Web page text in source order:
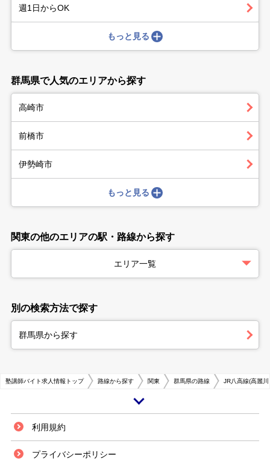
週1日からOK
もっと見る
群馬県で人気のエリアから探す
高崎市
前橋市
伊勢崎市
もっと見る
関東の他のエリアの駅・路線から探す
エリア一覧
別の検索方法で探す
群馬県から探す
塾講師バイト求人情報トップ 路線から探す 関東 群馬県の路線 JR八高線(高麗川
高崎駅は群馬県高崎市にある駅で、JR東日本の在来線各線と新幹線、上信
橋市よりも、人口規模と金融・商業活動の面で新幹線を核とした交通網の関
係で発達してきた街です。上越・北陸新幹線が停車する街なので、新幹線を
利用規約
プライバシーポリシー